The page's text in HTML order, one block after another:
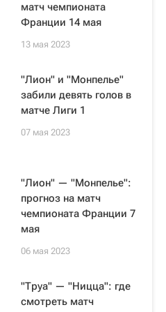
матч чемпионата
Франции 14 мая
13 мая 2023
"Лион" и "Монпелье"
забили девять голов в
матче Лиги 1
07 мая 2023
"Лион" — "Монпелье":
прогноз на матч
чемпионата Франции 7
мая
06 мая 2023
"Труа" — "Ницца": где
смотреть матч